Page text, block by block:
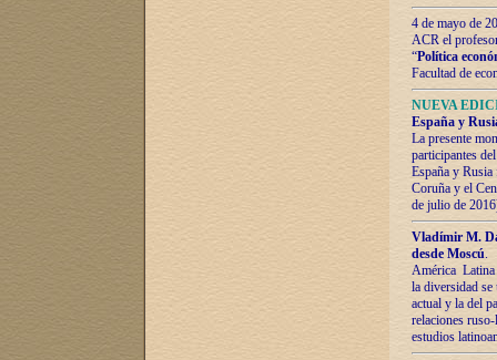
4 de mayo de
ACR el
“Política
Facultad de
NUEVA
España y
La presente
participantes
España y
Coruña y el
de julio de
Vladímir М.
desde Moscú.
América Latina
la diversidad
actual у lа del
relaciones
estudios